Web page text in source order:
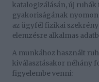
katalogizálásán, új ruhák
gyakoriságának
az ügyfél fizikai
elemzésre alkalmas
A munkához használt
kiválasztásakor néhány
figyelembe venni: